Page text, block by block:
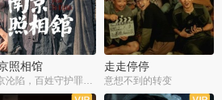
照相馆
南京沦陷，百姓守护罪证底片
走走停停
意想不到的转变